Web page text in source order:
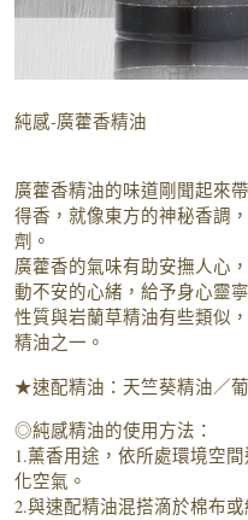
純感-廣藿香精油
廣藿香精油的味道剛聞起來
得香，就像東方的神秘香調
劑。
廣藿香的氣味有助安撫人心
動不安的心緒，給予身心靈
性質與岩蘭草精油有些類似
精油之一。
★速配精油：天竺葵精油／
◎純感精油的使用方法：
1.薰香用途，依所處環境空
化空氣。
2.與速配精油混搭滴於棉布